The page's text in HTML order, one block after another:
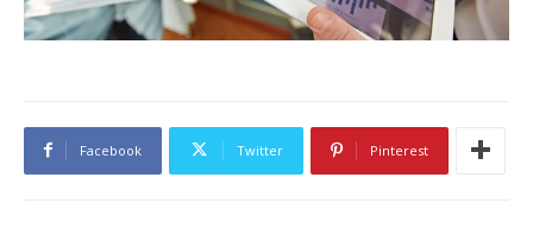
Facebook Twitter Pinterest